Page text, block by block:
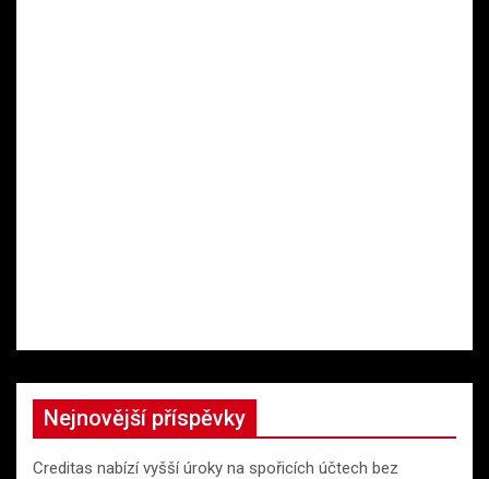
Nejnovější příspěvky
Creditas nabízí vyšší úroky na spořicích účtech bez